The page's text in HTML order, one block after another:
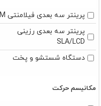
پرینتر سه بعدی فیلامنتی FDM
پرینتر سه بعدی رزینی
SLA/LCD
دستگاه شستشو و پخت
مکانیسم حرکت